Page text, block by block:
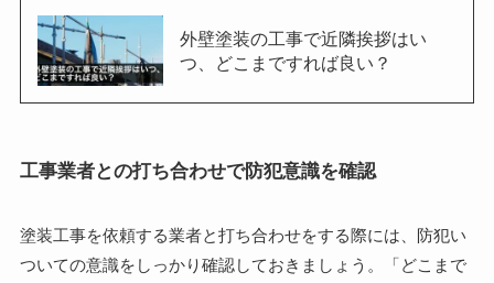
外壁塗装の工事で近隣挨拶はい
つ、どこまですれば良い？
工事業者との打ち合わせで防犯意識を確認
塗装工事を依頼する業者と打ち合わせをする際には、防犯い
ついての意識をしっかり確認しておきましょう。「どこまで